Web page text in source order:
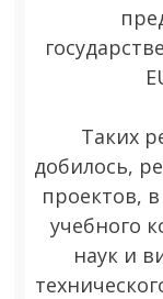
Таких
добилось,
проектов,
учебного
наук и